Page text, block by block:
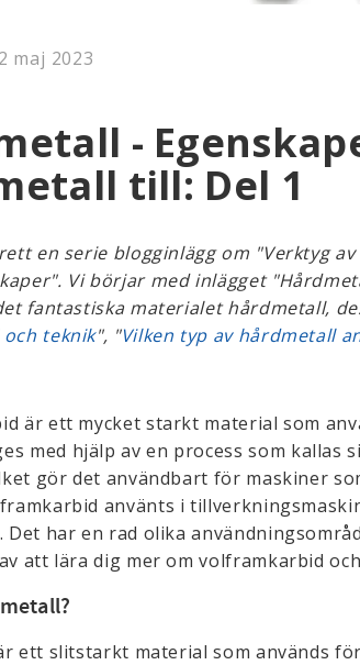
2 maj 2023
-
till: Del 1
en serie blogginlägg om "Verktyg
Vi börjar med inlägget
fantastiska materialet hårdmetall,
teknik", "Vilken typ av hårdmetall
är ett mycket starkt material som
med hjälp av en process som
gör det användbart för maskiner
använts i
Det har en rad olika
att lära dig mer om volframkarbid
ett slitstarkt material som används för